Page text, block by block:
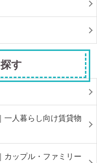
す
一人暮らし向け賃貸物
カップル・ファミリー